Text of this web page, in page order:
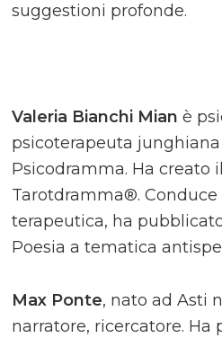
suggestioni profonde.
Valeria Bianchi Mian è
psicoterapeuta
Psicodramma. Ha creato
Tarotdramma®.
terapeutica, ha
Poesia a tematica
Max Ponte, nato ad Asti
narratore, ricercatore. Ha